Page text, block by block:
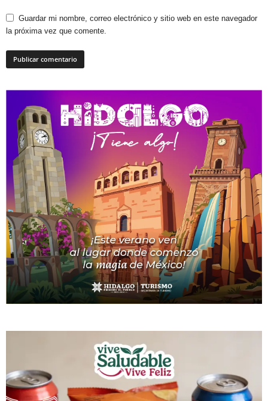
Guardar mi nombre, correo electrónico y sitio web en este navegador
la próxima vez que comente.